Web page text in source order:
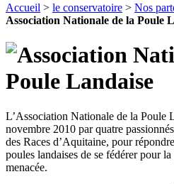
Accueil > le conservatoire > Nos
Association Nationale de la Poule
L’Association Nationale de la Poule
novembre 2010 par quatre
des Races d’Aquitaine, pour
poules landaises de se fédérer pour
menacée.